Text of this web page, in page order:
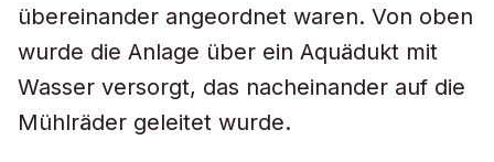
übereinander angeordnet waren. Von oben
wurde die Anlage über ein Aquädukt mit
Wasser versorgt, das nacheinander auf die
Mühlräder geleitet wurde.